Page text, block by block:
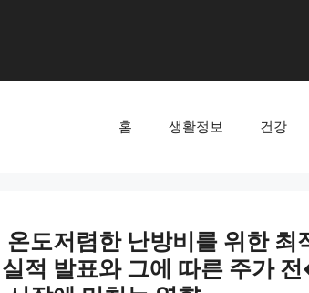
홈 생활정보 건강
저렴한 난방비를 위한 최적의